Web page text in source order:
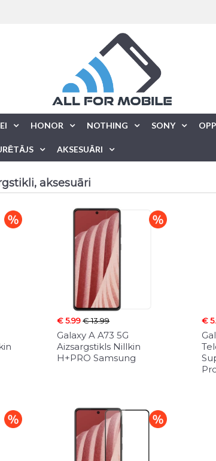
aksesuāri
€ 5.99€ 13.99
Galaxy A A73 5G
Aizsargstikls Nillkin
H+PRO Samsung
€
HONOR NOTHING SONY
AKSESUĀRI